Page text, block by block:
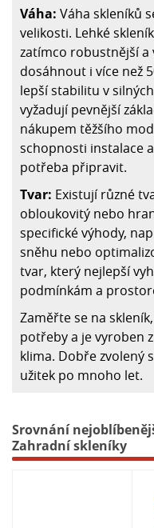
Váha: Váha skleníků
velikosti. Lehké
zatímco robustnější
dosáhnout i více než
lepší stabilitu v
vyžadují pevnější
nákupem těžšího
schopnosti instalace
potřeba připravit.
Tvar: Existují různé
obloukovitý nebo
specifické výhody,
sněhu nebo
tvar, který nejlepší
podmínkám a
Zaměřte se na
potřeby a je vyroben
klima. Dobře zvolený
užitek po mnoho let.
Srovnání
Zahradní skleníky